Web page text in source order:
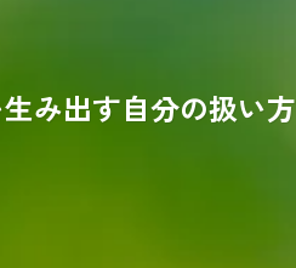
み出す自分の扱い方